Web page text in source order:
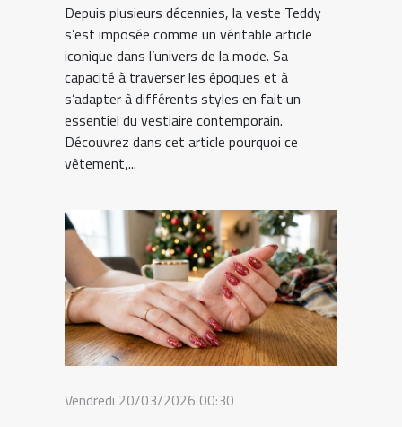
Depuis plusieurs décennies, la veste Teddy
s’est imposée comme un véritable article
iconique dans l’univers de la mode. Sa
capacité à traverser les époques et à
s’adapter à différents styles en fait un
essentiel du vestiaire contemporain.
Découvrez dans cet article pourquoi ce
vêtement,...
Vendredi 20/03/2026 00:30